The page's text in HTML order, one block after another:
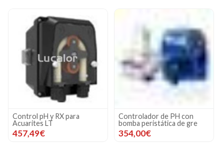
Control pH y RX para
Acuarites LT
457,49€
Controlador de PH con
bomba peristática de gre
354,00€